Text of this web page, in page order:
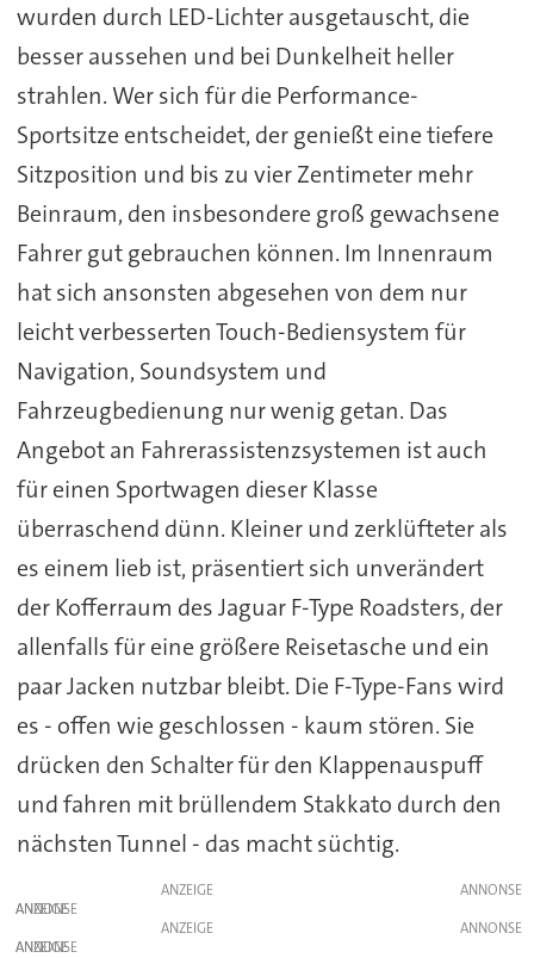
wurden durch LED-Lichter ausgetauscht, die
besser aussehen und bei Dunkelheit heller
strahlen. Wer sich für die Performance-
Sportsitze entscheidet, der genießt eine tiefere
Sitzposition und bis zu vier Zentimeter mehr
Beinraum, den insbesondere groß gewachsene
Fahrer gut gebrauchen können. Im Innenraum
hat sich ansonsten abgesehen von dem nur
leicht verbesserten Touch-Bediensystem für
Navigation, Soundsystem und
Fahrzeugbedienung nur wenig getan. Das
Angebot an Fahrerassistenzsystemen ist auch
für einen Sportwagen dieser Klasse
überraschend dünn. Kleiner und zerklüfteter als
es einem lieb ist, präsentiert sich unverändert
der Kofferraum des Jaguar F-Type Roadsters, der
allenfalls für eine größere Reisetasche und ein
paar Jacken nutzbar bleibt. Die F-Type-Fans wird
es - offen wie geschlossen - kaum stören. Sie
drücken den Schalter für den Klappenauspuff
und fahren mit brüllendem Stakkato durch den
nächsten Tunnel - das macht süchtig.
ANZEIGE
ANZEIGE
ANZEIGE
ANZEIGE